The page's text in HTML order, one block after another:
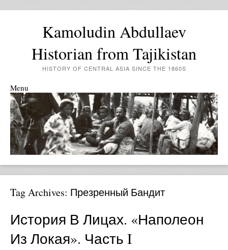
Kamoludin Abdullaev
Historian from Tajikistan
HISTORY OF CENTRAL ASIA SINCE THE 1860S
Menu
Skip to content
Tag Archives: Презренный Бандит
История В Лицах. «Наполеон
Из Локая». Часть I